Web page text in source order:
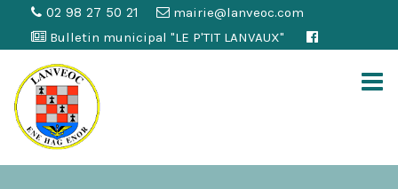
02 98 27 50 21
mairie@lanveoc.com
Bulletin municipal "LE P'TIT LANVAUX"